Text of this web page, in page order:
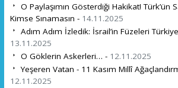
O Paylaşımın Gösterdiği Hakikat! Türk’ün
Kimse Sınamasın - 14.11.2025
Adım Adım İzledik: İsrail’in Füzeleri Türkiye
13.11.2025
O Göklerin Askerleri… - 12.11.2025
Yeşeren Vatan - 11 Kasım Millî
12.11.2025